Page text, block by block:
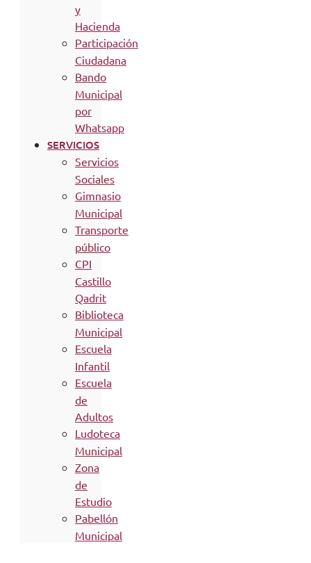
y
Hacienda
Participación
Ciudadana
Bando
Municipal
por
Whatsapp
SERVICIOS
Servicios
Sociales
Gimnasio
Municipal
Transporte
público
CPI
Castillo
Qadrit
Biblioteca
Municipal
Escuela
Infantil
Escuela
de
Adultos
Ludoteca
Municipal
Zona
de
Estudio
Pabellón
Municipal